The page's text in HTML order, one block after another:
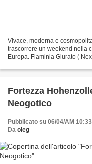
Vivace, moderna e
trascorrere un weekend nella
Europa. Flaminia Giurato (
Fortezza
Neogotico
Pubblicato su 06/04/AM 10:33
Da oleg